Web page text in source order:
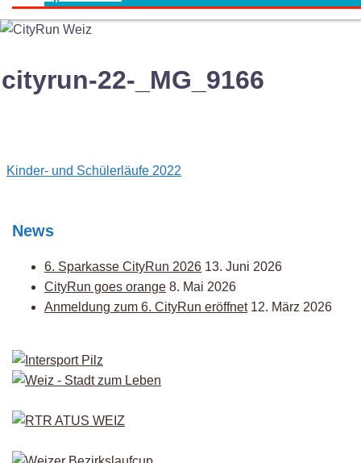
cityrun-22-_MG_9166
Post
Kinder- und Schülerläufe 2022
News
6. Sparkasse CityRun 2026 13. Juni 2026
CityRun goes orange 8. Mai 2026
Anmeldung zum 6. CityRun eröffnet 12. März 2026